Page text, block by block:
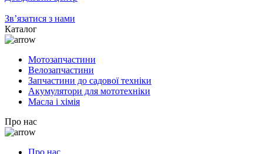
Зв’язатися з нами
Каталог
Мотозапчастини
Велозапчастини
Запчастини до садової техніки
Акумулятори для мототехніки
Масла і хімія
Про нас
Про нас